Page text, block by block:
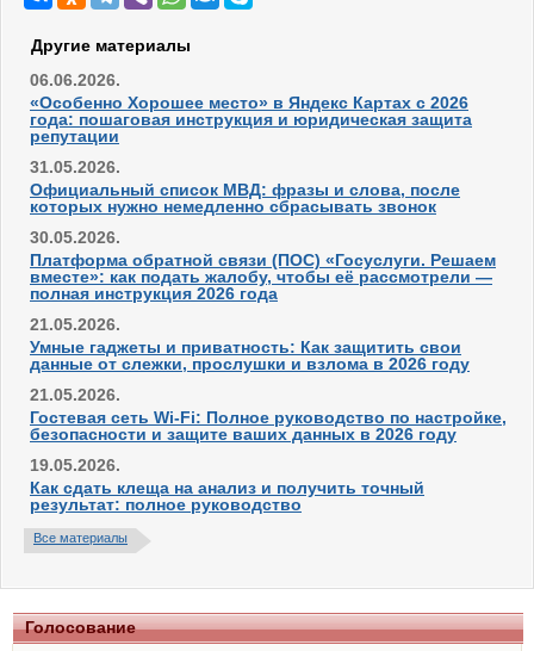
Другие материалы
06.06.2026.
«Особенно Хорошее место» в Яндекс Картах с 2026
года: пошаговая инструкция и юридическая защита
репутации
31.05.2026.
Официальный список МВД: фразы и слова, после
которых нужно немедленно сбрасывать звонок
30.05.2026.
Платформа обратной связи (ПОС) «Госуслуги. Решаем
вместе»: как подать жалобу, чтобы её рассмотрели —
полная инструкция 2026 года
21.05.2026.
Умные гаджеты и приватность: Как защитить свои
данные от слежки, прослушки и взлома в 2026 году
21.05.2026.
Гостевая сеть Wi-Fi: Полное руководство по настройке,
безопасности и защите ваших данных в 2026 году
19.05.2026.
Как сдать клеща на анализ и получить точный
результат: полное руководство
Все материалы
Голосование